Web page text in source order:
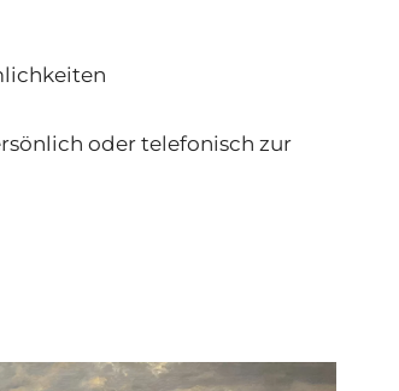
oder telefonisch zur